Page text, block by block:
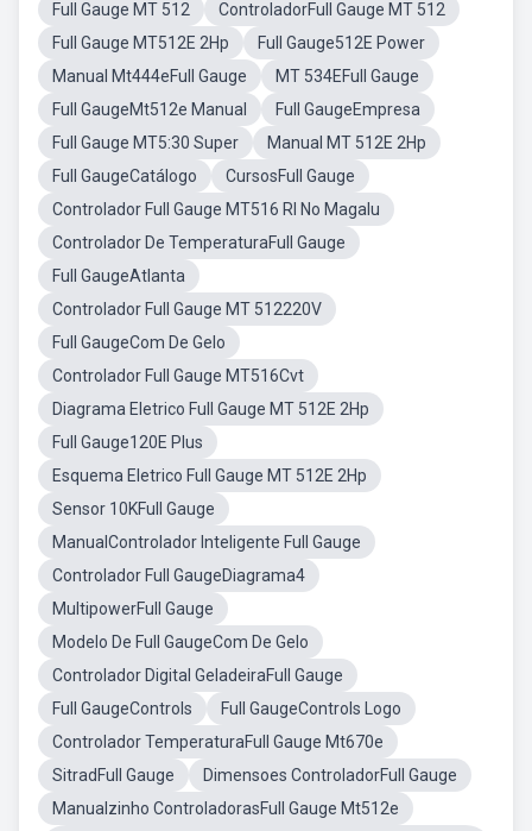
Full Gauge MT 512
ControladorFull Gauge MT 512
Full Gauge MT512E 2Hp
Full Gauge512E Power
Manual Mt444eFull Gauge
MT 534EFull Gauge
Full GaugeMt512e Manual
Full GaugeEmpresa
Full Gauge MT5:30 Super
Manual MT 512E 2Hp
Full GaugeCatálogo
CursosFull Gauge
Controlador Full Gauge MT516 RI No Magalu
Controlador De TemperaturaFull Gauge
Full GaugeAtlanta
Controlador Full Gauge MT 512220V
Full GaugeCom De Gelo
Controlador Full Gauge MT516Cvt
Diagrama Eletrico Full Gauge MT 512E 2Hp
Full Gauge120E Plus
Esquema Eletrico Full Gauge MT 512E 2Hp
Sensor 10KFull Gauge
ManualControlador Inteligente Full Gauge
Controlador Full GaugeDiagrama4
MultipowerFull Gauge
Modelo De Full GaugeCom De Gelo
Controlador Digital GeladeiraFull Gauge
Full GaugeControls
Full GaugeControls Logo
Controlador TemperaturaFull Gauge Mt670e
SitradFull Gauge
Dimensoes ControladorFull Gauge
Manualzinho ControladorasFull Gauge Mt512e